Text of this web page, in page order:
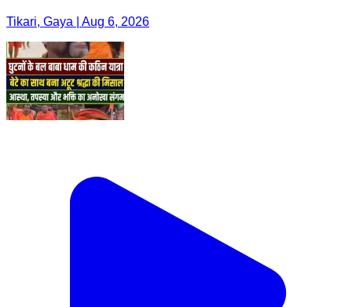
Tikari, Gaya | Aug 6, 2026